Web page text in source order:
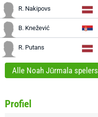
R. Nakipovs
B. Knežević
R. Putans
Alle Noah Jūrmala spelers
Profiel